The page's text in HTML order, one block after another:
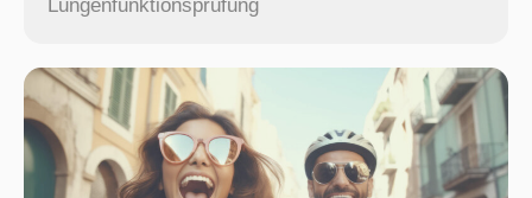
Lungenfunktionsprüfung